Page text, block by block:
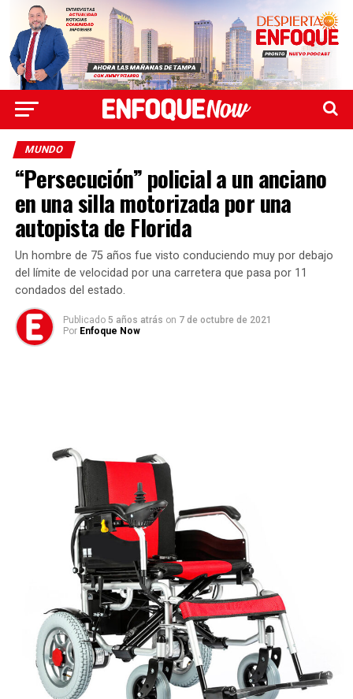
MUNDO
“Persecución” policial a un anciano
en una silla motorizada por una
autopista de Florida
Un hombre de 75 años fue visto conduciendo muy por debajo
del límite de velocidad por una carretera que pasa por 11
condados del estado.
Publicado 5 años atrás on 7 de octubre de 2021
Por Enfoque Now